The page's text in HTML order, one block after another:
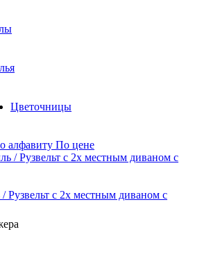
Цветочницы
алфавиту По цене
Рузвельт с 2х местным диваном с